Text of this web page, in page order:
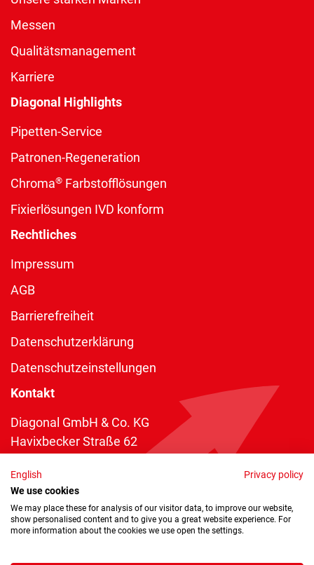
Messen
Qualitätsmanagement
Karriere
Diagonal Highlights
Pipetten-Service
Patronen-Regeneration
Chroma® Farbstofflösungen
Fixierlösungen IVD konform
Rechtliches
Impressum
AGB
Barrierefreiheit
Datenschutzerklärung
Datenschutzeinstellungen
Kontakt
Diagonal GmbH & Co. KG
Havixbecker Straße 62
Telefon:+49 2534 970 216
Telefax: +49 2534 970 116
info@diagonal.de
English
Privacy policy
We use cookies
We may place these for analysis of our visitor data, to improve our website,
show personalised content and to give you a great website experience. For
more information about the cookies we use open the settings.